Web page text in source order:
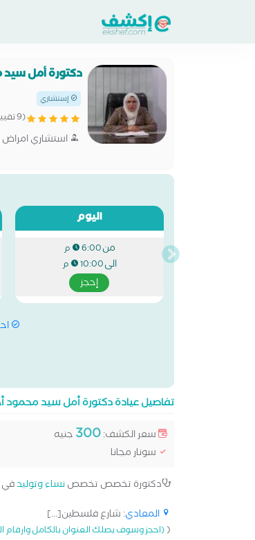
دكتورة أمل
إستشاري
(9 تقييم)
استشاري امراض
اليوم
من6:00 م
الى10:00 م
إحجز
تفاصيل عيادة دكتورة أمل سيد محمود
سعر الكشف:300 جنيه
سونار مجانا
دكتورة تخصص تخصصنساء وتوليدفي
المعادي: شارع فلسطين[...]
((احجز وسوف يصلك العنوان بالكامل وارقام